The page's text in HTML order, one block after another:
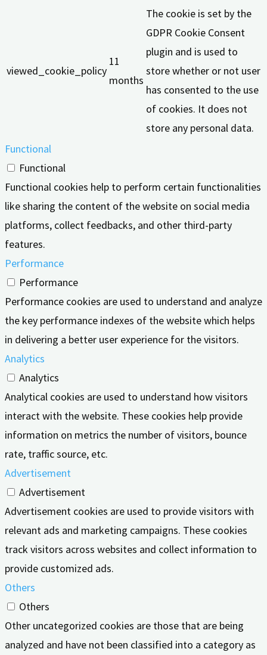
viewed_cookie_policy
11
months
The cookie is set by the
GDPR Cookie Consent
plugin and is used to
store whether or not user
has consented to the use
of cookies. It does not
store any personal data.
Functional
Functional
Functional cookies help to perform certain functionalities
like sharing the content of the website on social media
platforms, collect feedbacks, and other third-party
features.
Performance
Performance
Performance cookies are used to understand and analyze
the key performance indexes of the website which helps
in delivering a better user experience for the visitors.
Analytics
Analytics
Analytical cookies are used to understand how visitors
interact with the website. These cookies help provide
information on metrics the number of visitors, bounce
rate, traffic source, etc.
Advertisement
Advertisement
Advertisement cookies are used to provide visitors with
relevant ads and marketing campaigns. These cookies
track visitors across websites and collect information to
provide customized ads.
Others
Others
Other uncategorized cookies are those that are being
analyzed and have not been classified into a category as